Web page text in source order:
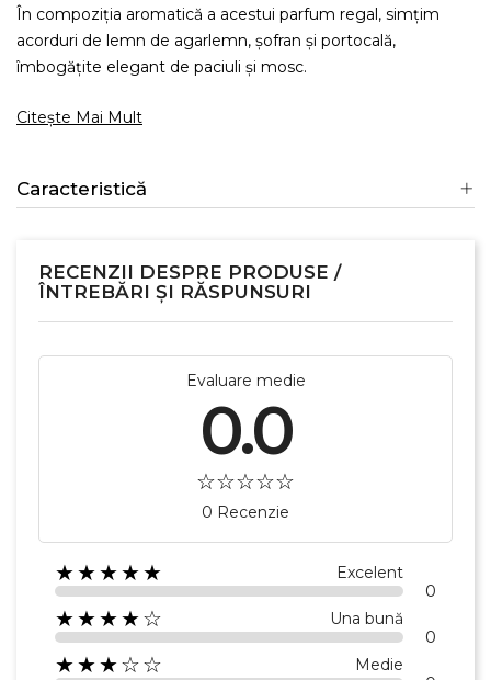
În compoziția aromatică a acestui parfum regal, simțim
acorduri de lemn de agarlemn, șofran și portocală,
îmbogățite elegant de paciuli și mosc.
Citește Mai Mult
Caracteristică
RECENZII DESPRE PRODUSE /
ÎNTREBĂRI ȘI RĂSPUNSURI
Evaluare medie
0.0
0 Recenzie
★★★★★ Excelent
0
★★★★☆ Una bună
0
★★★☆☆ Medie